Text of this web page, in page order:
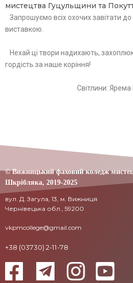
мистецтва Гуцульщини та
Запрошуємо всіх охочих завітати
виставкою.
Нехай ці твори надихають,
гордість за наше коріння!
Світлини: Ярема
© Вижницький фаховий коледж
Шкрібляка, 2019-2025
вул. Д. Загула, 13, м. Вижниця
Чернівецька обл., 59200
vkpmcollege@gmail.com
+38 (03730) 2-11-78